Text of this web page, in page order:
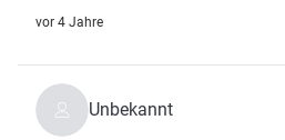
vor 4 Jahre
Unbekannt